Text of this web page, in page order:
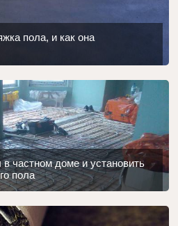
пола, и как она
частном доме и установить
пола